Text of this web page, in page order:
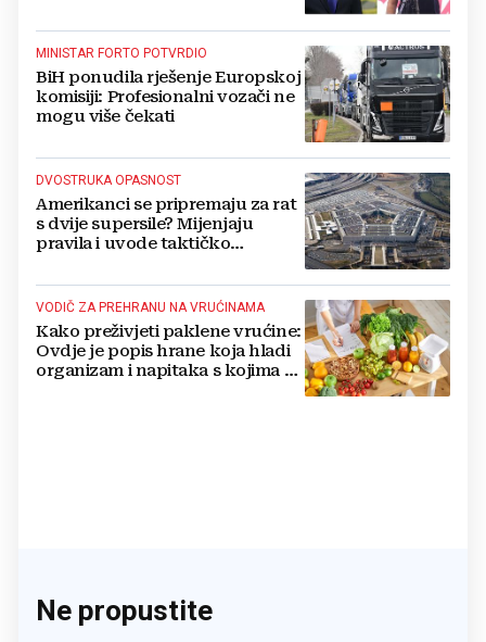
MINISTAR FORTO POTVRDIO
BiH ponudila rješenje Europskoj
komisiji: Profesionalni vozači ne
mogu više čekati
DVOSTRUKA OPASNOST
Amerikanci se pripremaju za rat
s dvije supersile? Mijenjaju
pravila i uvode taktičko
VODIČ ZA PREHRANU NA VRUĆINAMA
Kako preživjeti paklene vrućine:
Ovdje je popis hrane koja hladi
organizam i napitaka s kojima si
Ne propustite